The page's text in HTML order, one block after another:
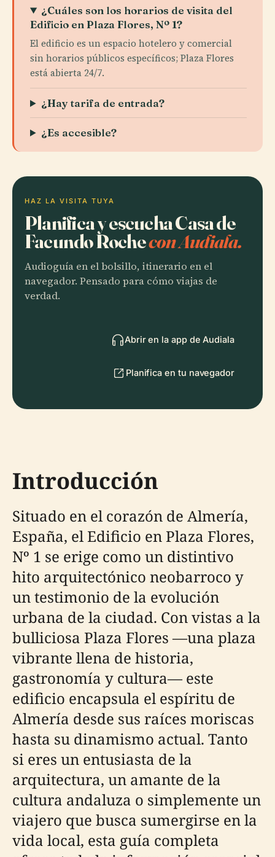
¿Cuáles son los horarios de visita del
Edificio en Plaza Flores, Nº 1?
El edificio es un espacio hotelero y comercial
sin horarios públicos específicos; Plaza Flores
está abierta 24/7.
¿Hay tarifa de entrada?
¿Es accesible?
HAZ LA VISITA TUYA
Planifica y escucha Casa de
Facundo Rochecon Audiala.
Audioguía en el bolsillo, itinerario en el
navegador. Pensado para cómo viajas de
verdad.
Abrir en la app de Audiala
Planifica en tu navegador
Introducción
Situado en el corazón de Almería,
España, el Edificio en Plaza Flores,
Nº 1 se erige como un distintivo
hito arquitectónico neobarroco y
un testimonio de la evolución
urbana de la ciudad. Con vistas a la
bulliciosa Plaza Flores —una plaza
vibrante llena de historia,
gastronomía y cultura— este
edificio encapsula el espíritu de
Almería desde sus raíces moriscas
hasta su dinamismo actual. Tanto
si eres un entusiasta de la
arquitectura, un amante de la
cultura andaluza o simplemente un
viajero que busca sumergirse en la
vida local, esta guía completa